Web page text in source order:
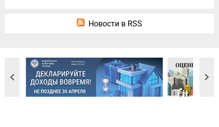
Новости в RSS